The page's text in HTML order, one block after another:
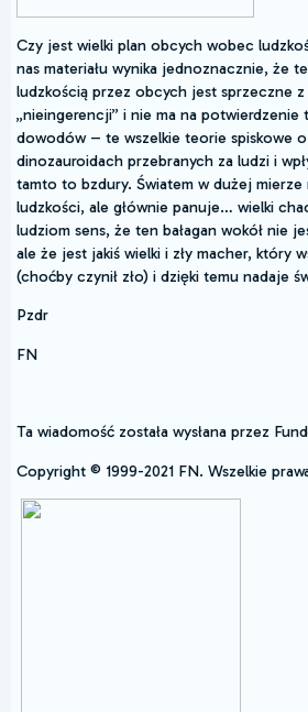
Czy jest wielki plan obcych wobec
nas materiału wynika jednoznacznie, że
ludzkością przez obcych jest sprzeczne
„nieingerencji” i nie ma na potwierdzenie
dowodów – te wszelkie teorie spiskowe
dinozauroidach przebranych za ludzi i
tamto to bzdury. Światem w dużej mierze
ludzkości, ale głównie panuje… wielki
ludziom sens, że ten bałagan wokół nie
ale że jest jakiś wielki i zły macher, który
(choćby czynił zło) i dzięki temu nadaje
Pzdr
FN
Ta wiadomość została wysłana przez
Copyright © 1999-2021 FN. Wszelkie